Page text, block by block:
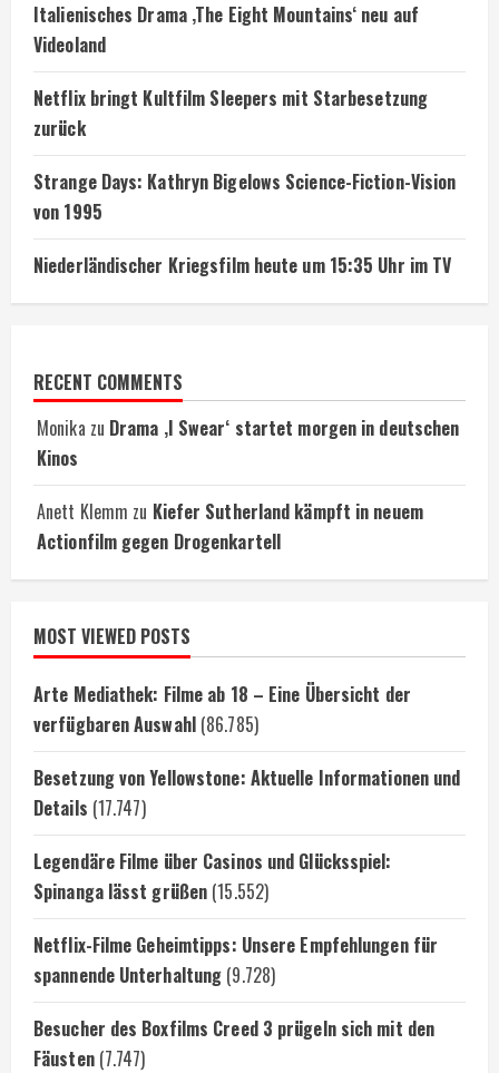
Italienisches Drama ‚The Eight Mountains‘ neu auf
Videoland
Netflix bringt Kultfilm Sleepers mit Starbesetzung
zurück
Strange Days: Kathryn Bigelows Science-Fiction-Vision
von 1995
Niederländischer Kriegsfilm heute um 15:35 Uhr im TV
RECENT COMMENTS
Monika zu Drama ‚I Swear‘ startet morgen in deutschen
Kinos
Anett Klemm zu Kiefer Sutherland kämpft in neuem
Actionfilm gegen Drogenkartell
MOST VIEWED POSTS
Arte Mediathek: Filme ab 18 – Eine Übersicht der
verfügbaren Auswahl (86.785)
Besetzung von Yellowstone: Aktuelle Informationen und
Details (17.747)
Legendäre Filme über Casinos und Glücksspiel:
Spinanga lässt grüßen (15.552)
Netflix-Filme Geheimtipps: Unsere Empfehlungen für
spannende Unterhaltung (9.728)
Besucher des Boxfilms Creed 3 prügeln sich mit den
Fäusten (7.747)